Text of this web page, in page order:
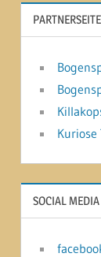
SOCIAL MEDIA